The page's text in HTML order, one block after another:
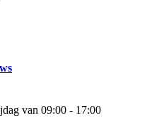
van 09:00 - 17:00